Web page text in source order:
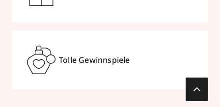
Tolle Gewinnspiele